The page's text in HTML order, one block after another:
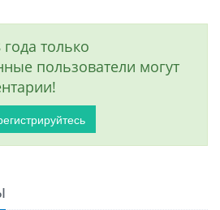
только
пользователи могут